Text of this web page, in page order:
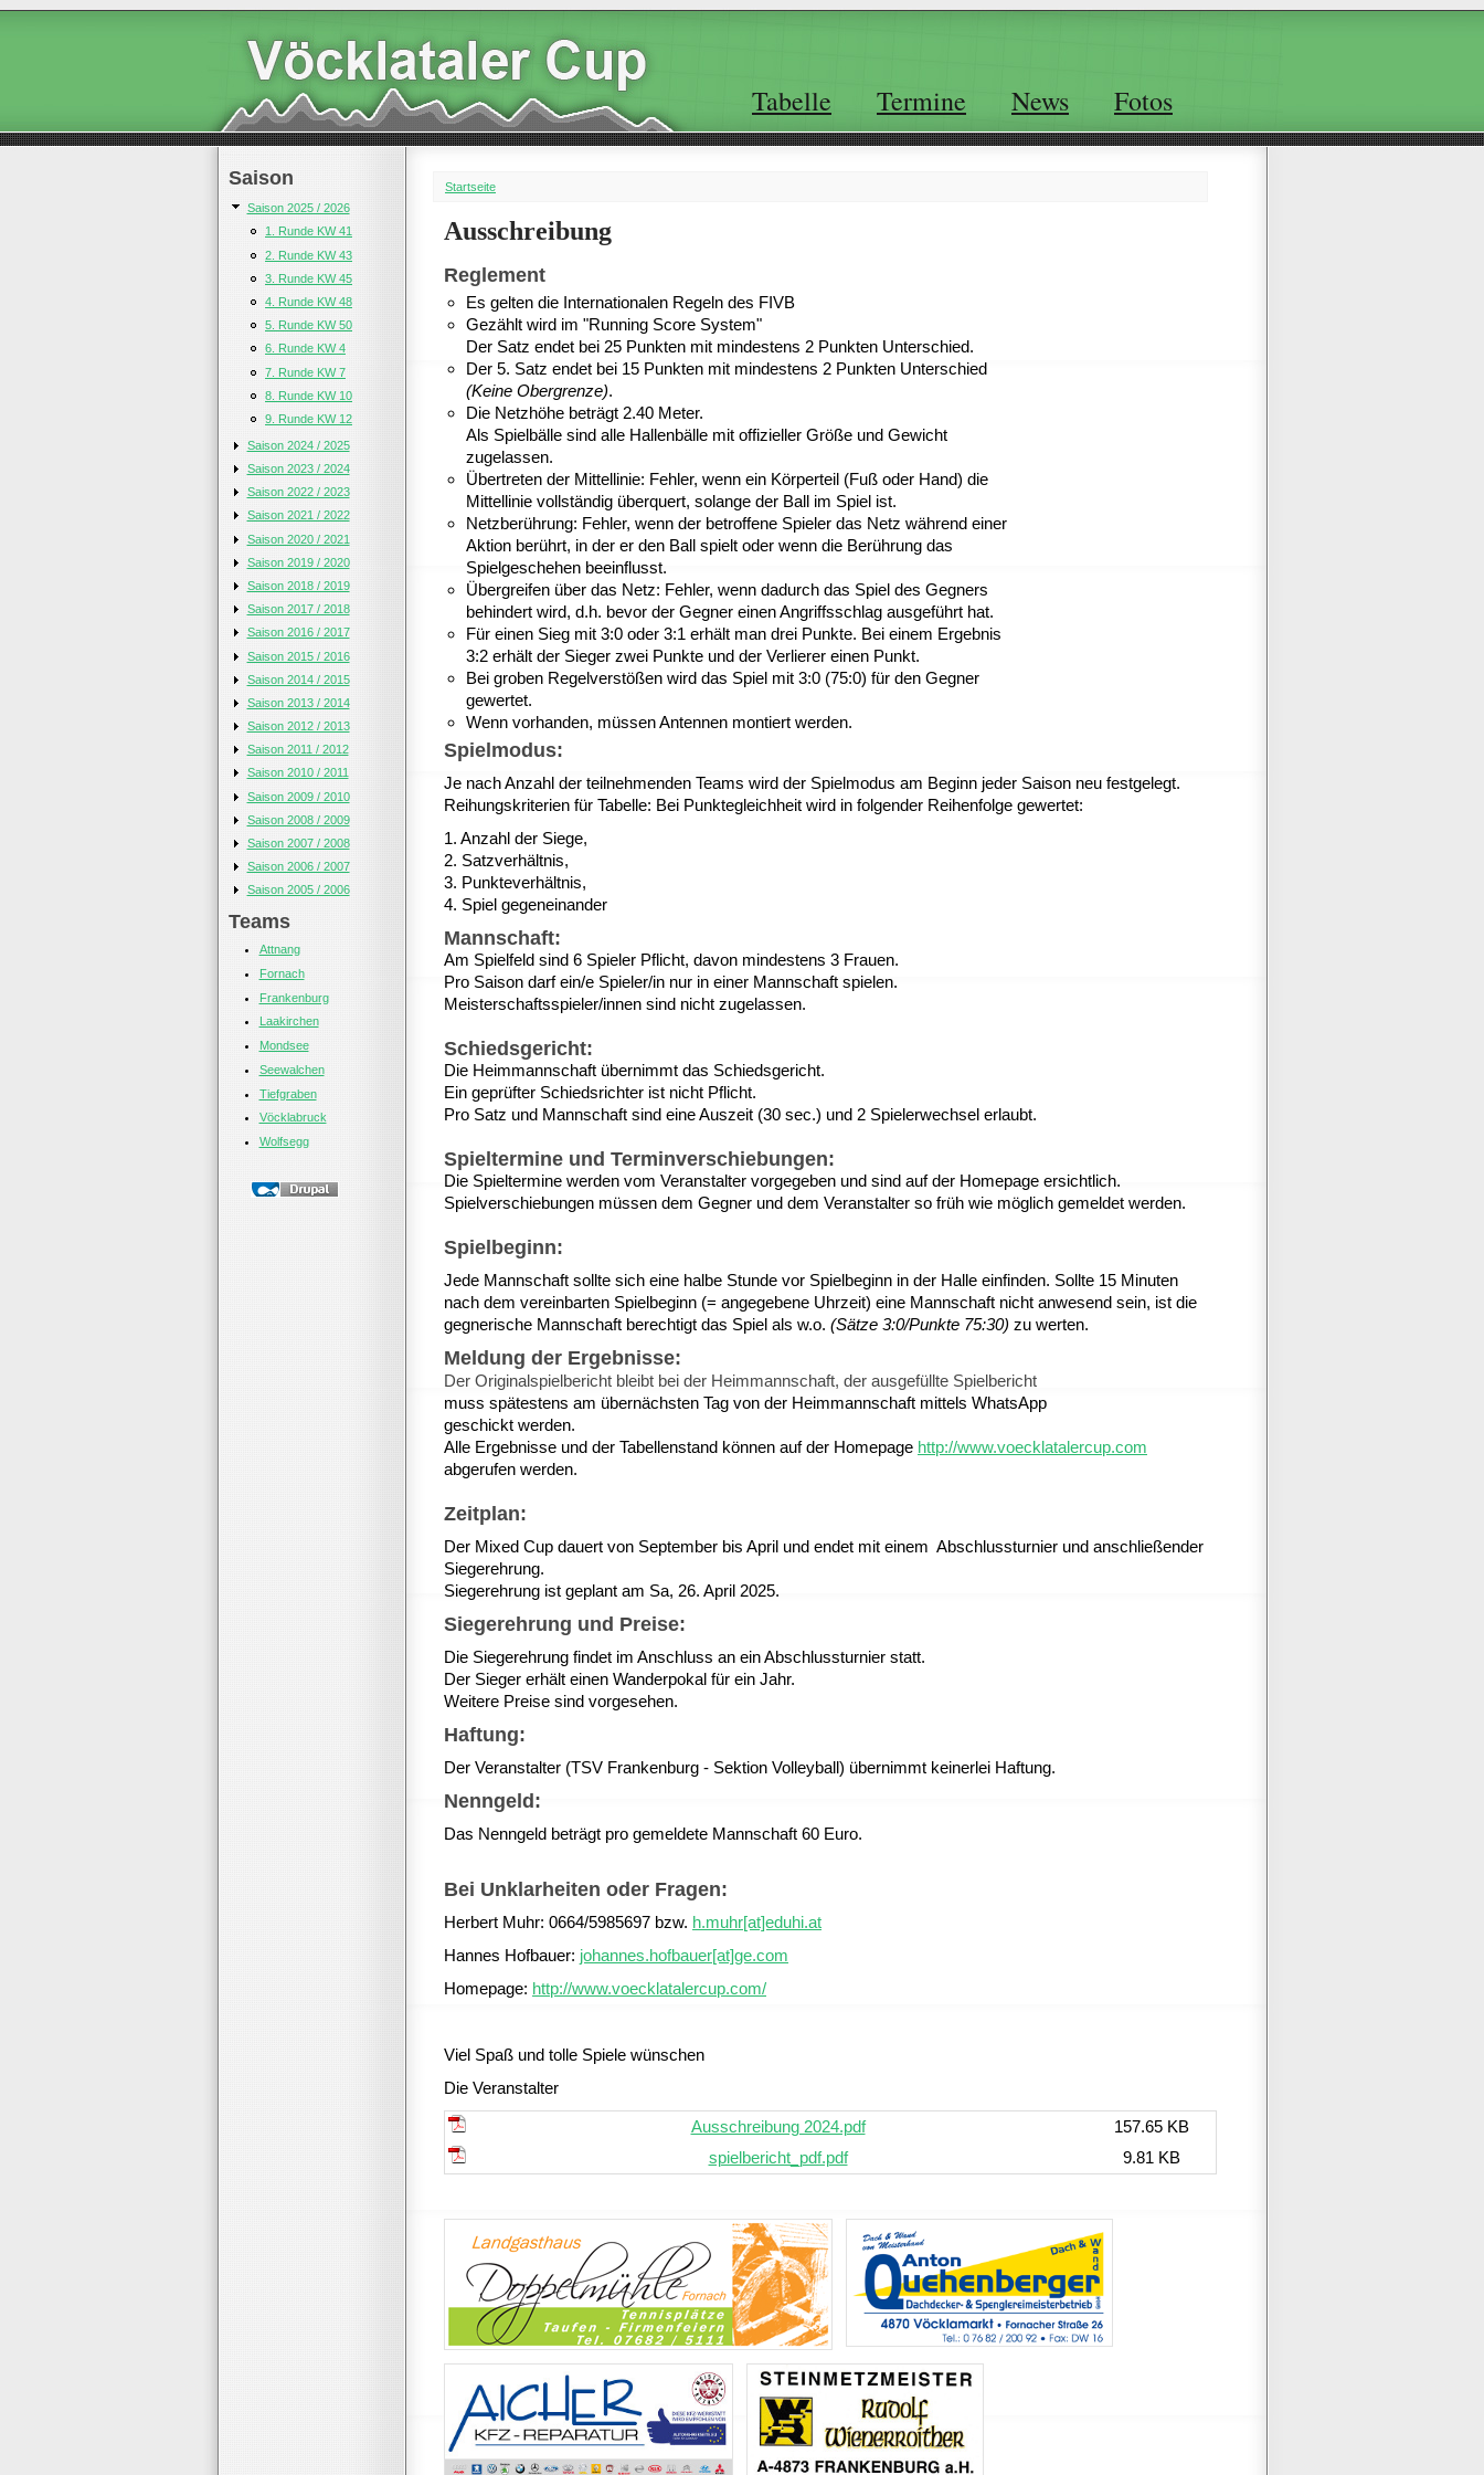
Tabelle Termine News Fotos
Saison
Saison 2025 / 2026
1. Runde KW 41
2. Runde KW 43
3. Runde KW 45
4. Runde KW 48
5. Runde KW 50
6. Runde KW 4
7. Runde KW 7
8. Runde KW 10
9. Runde KW 12
Saison 2024 / 2025
Saison 2023 / 2024
Saison 2022 / 2023
Saison 2021 / 2022
Saison 2020 / 2021
Saison 2019 / 2020
Saison 2018 / 2019
Saison 2017 / 2018
Saison 2016 / 2017
Saison 2015 / 2016
Saison 2014 / 2015
Saison 2013 / 2014
Saison 2012 / 2013
Saison 2011 / 2012
Saison 2010 / 2011
Saison 2009 / 2010
Saison 2008 / 2009
Saison 2007 / 2008
Saison 2006 / 2007
Saison 2005 / 2006
Teams
Attnang
Fornach
Frankenburg
Laakirchen
Mondsee
Seewalchen
Tiefgraben
Vöcklabruck
Wolfsegg
Startseite
Ausschreibung
Reglement
Es gelten die Internationalen Regeln des FIVB
Gezählt wird im "Running Score System"
Der Satz endet bei 25 Punkten mit mindestens 2 Punkten Unterschied.
Der 5. Satz endet bei 15 Punkten mit mindestens 2 Punkten Unterschied
(Keine Obergrenze).
Die Netzhöhe beträgt 2.40 Meter.
Als Spielbälle sind alle Hallenbälle mit offizieller Größe und Gewicht
zugelassen.
Übertreten der Mittellinie: Fehler, wenn ein Körperteil (Fuß oder Hand) die
Mittellinie vollständig überquert, solange der Ball im Spiel ist.
Netzberührung: Fehler, wenn der betroffene Spieler das Netz während einer
Aktion berührt, in der er den Ball spielt oder wenn die Berührung das
Spielgeschehen beeinflusst.
Übergreifen über das Netz: Fehler, wenn dadurch das Spiel des Gegners
behindert wird, d.h. bevor der Gegner einen Angriffsschlag ausgeführt hat.
Für einen Sieg mit 3:0 oder 3:1 erhält man drei Punkte. Bei einem Ergebnis
3:2 erhält der Sieger zwei Punkte und der Verlierer einen Punkt.
Bei groben Regelverstößen wird das Spiel mit 3:0 (75:0) für den Gegner
gewertet.
Wenn vorhanden, müssen Antennen montiert werden.
Spielmodus:
Je nach Anzahl der teilnehmenden Teams wird der Spielmodus am Beginn jeder Saison neu festgelegt.
Reihungskriterien für Tabelle: Bei Punktegleichheit wird in folgender Reihenfolge gewertet:
1. Anzahl der Siege,
2. Satzverhältnis,
3. Punkteverhältnis,
4. Spiel gegeneinander
Mannschaft:
Am Spielfeld sind 6 Spieler Pflicht, davon mindestens 3 Frauen.
Pro Saison darf ein/e Spieler/in nur in einer Mannschaft spielen.
Meisterschaftsspieler/innen sind nicht zugelassen.
Schiedsgericht:
Die Heimmannschaft übernimmt das Schiedsgericht.
Ein geprüfter Schiedsrichter ist nicht Pflicht.
Pro Satz und Mannschaft sind eine Auszeit (30 sec.) und 2 Spielerwechsel erlaubt.
Spieltermine und Terminverschiebungen:
Die Spieltermine werden vom Veranstalter vorgegeben und sind auf der Homepage ersichtlich.
Spielverschiebungen müssen dem Gegner und dem Veranstalter so früh wie möglich gemeldet werden.
Spielbeginn:
Jede Mannschaft sollte sich eine halbe Stunde vor Spielbeginn in der Halle einfinden. Sollte 15 Minuten
nach dem vereinbarten Spielbeginn (= angegebene Uhrzeit) eine Mannschaft nicht anwesend sein, ist die
gegnerische Mannschaft berechtigt das Spiel als w.o. (Sätze 3:0/Punkte 75:30) zu werten.
Meldung der Ergebnisse:
Der Originalspielbericht bleibt bei der Heimmannschaft, der ausgefüllte Spielbericht
muss spätestens am übernächsten Tag von der Heimmannschaft mittels WhatsApp
geschickt werden.
Alle Ergebnisse und der Tabellenstand können auf der Homepage http://www.voecklatalercup.com
abgerufen werden.
Zeitplan:
Der Mixed Cup dauert von September bis April und endet mit einem Abschlussturnier und anschließender
Siegerehrung.
Siegerehrung ist geplant am Sa, 26. April 2025.
Siegerehrung und Preise:
Die Siegerehrung findet im Anschluss an ein Abschlussturnier statt.
Der Sieger erhält einen Wanderpokal für ein Jahr.
Weitere Preise sind vorgesehen.
Haftung:
Der Veranstalter (TSV Frankenburg - Sektion Volleyball) übernimmt keinerlei Haftung.
Nenngeld:
Das Nenngeld beträgt pro gemeldete Mannschaft 60 Euro.
Bei Unklarheiten oder Fragen:
Herbert Muhr: 0664/5985697 bzw. h.muhr[at]eduhi.at
Hannes Hofbauer: johannes.hofbauer[at]ge.com
Homepage: http://www.voecklatalercup.com/
Viel Spaß und tolle Spiele wünschen
Die Veranstalter
Ausschreibung 2024.pdf
157.65 KB
spielbericht_pdf.pdf
9.81 KB